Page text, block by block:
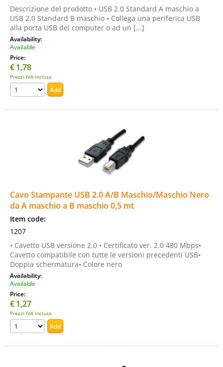
Descrizione del prodotto • USB 2.0 Standard A maschio a
USB 2.0 Standard B maschio • Collega una periferica USB
alla porta USB del computer o ad un [...]
Availability:
Available
Price:
€1,78
Prezzi IVA inclusa
Cavo Stampante USB 2.0 A/B Maschio/Maschio Nero
da A maschio a B maschio 0,5 mt
Item code:
1207
• Cavetto USB versione 2.0 • Certificato ver. 2.0 480 Mbps•
Cavetto compatibile con tutte le versioni precedenti USB•
Doppia schermatura• Colore nero
Availability:
Available
Price:
€1,27
Prezzi IVA inclusa